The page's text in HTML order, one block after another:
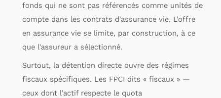
fonds qui ne sont pas référencés comme unités de
compte dans les contrats d'assurance vie. L'offre
en assurance vie se limite, par construction, à ce
que l'assureur a sélectionné.
Surtout, la détention directe ouvre des régimes
fiscaux spécifiques. Les FPCI dits « fiscaux » —
ceux dont l'actif respecte le quota